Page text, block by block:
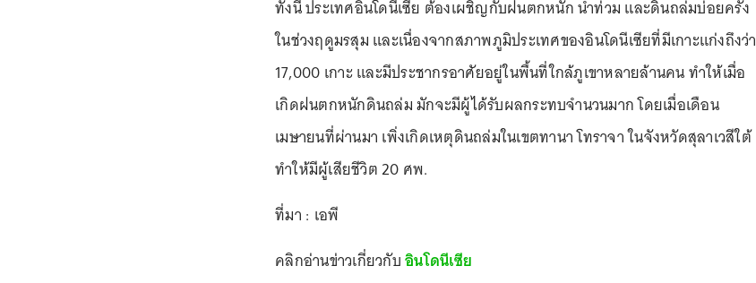
ทั้งนี้ ประเทศอินโดนีเซีย ต้องเผชิญกับฝนตกหนัก น้ำท่วม และดินถล่มบ่อยครั้ง
ในช่วงฤดูมรสุม และเนื่องจากสภาพภูมิประเทศของอินโดนีเซียที่มีเกาะแก่งถึงว่า
17,000 เกาะ และมีประชากรอาศัยอยู่ในพื้นที่ใกล้ภูเขาหลายล้านคน ทำให้เมื่อ
เกิดฝนตกหนักดินถล่ม มักจะมีผู้ได้รับผลกระทบจำนวนมาก โดยเมื่อเดือน
เมษายนที่ผ่านมา เพิ่งเกิดเหตุดินถล่มในเขตทานา โทราจา ในจังหวัดสุลาเวสีใต้
ทำให้มีผู้เสียชีวิต 20 ศพ.
ที่มา : เอพี
คลิกอ่านข่าวเกี่ยวกับอินโดนีเซีย